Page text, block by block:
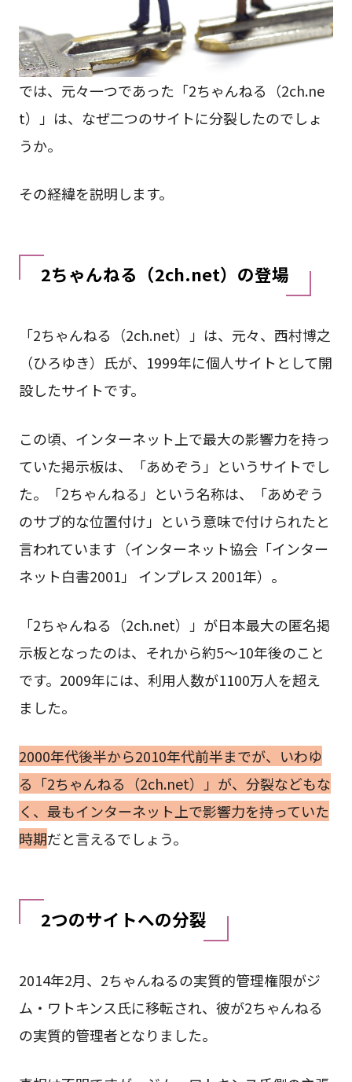
では、元々一つであった「2ちゃんねる（2ch.ne
t）」は、なぜ二つのサイトに分裂したのでしょ
うか。
その経緯を説明します。
2ちゃんねる（2ch.net）の登場
「2ちゃんねる（2ch.net）」は、元々、西村博之
（ひろゆき）氏が、1999年に個人サイトとして開
設したサイトです。
この頃、インターネット上で最大の影響力を持っ
ていた掲示板は、「あめぞう」というサイトでし
た。「2ちゃんねる」という名称は、「あめぞう
のサブ的な位置付け」という意味で付けられたと
言われています（インターネット協会「インター
ネット白書2001」 インプレス 2001年）。
「2ちゃんねる（2ch.net）」が日本最大の匿名掲
示板となったのは、それから約5～10年後のこと
です。2009年には、利用人数が1100万人を超え
ました。
2000年代後半から2010年代前半までが、いわゆ
る「2ちゃんねる（2ch.net）」が、分裂などもな
く、最もインターネット上で影響力を持っていた
時期だと言えるでしょう。
2つのサイトへの分裂
2014年2月、2ちゃんねるの実質的管理権限がジ
ム・ワトキンス氏に移転され、彼が2ちゃんねる
の実質的管理者となりました。